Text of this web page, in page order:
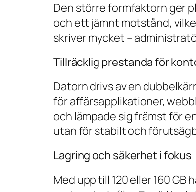
Den större formfaktorn ger
och ett jämnt motstånd,
skriver mycket –
Tillräcklig prestanda för
Datorn drivs av en
för affärsapplikationer,
och lämpade sig främst för
utan för stabilt och
Lagring och säkerhet i fokus
Med upp till 120 eller 160